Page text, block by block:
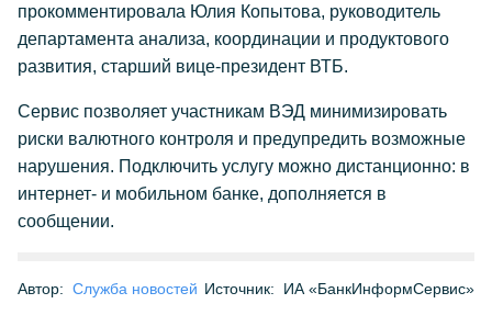
прокомментировала Юлия Копытова, руководитель
департамента анализа, координации и продуктового
развития, старший вице-президент ВТБ.
Сервис позволяет участникам ВЭД минимизировать
риски валютного контроля и предупредить возможные
нарушения. Подключить услугу можно дистанционно: в
интернет- и мобильном банке, дополняется в
сообщении.
Автор: Служба новостей Источник: ИА «БанкИнформСервис»